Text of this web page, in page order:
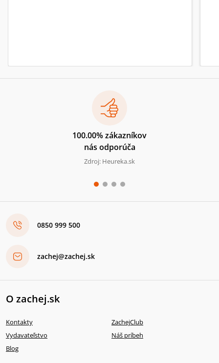
100.00% zákazníkov
nás odporúča
Zdroj: Heureka.sk
0850 999 500
zachej@zachej.sk
O zachej.sk
Kontakty
ZachejClub
Vydavateľstvo
Náš príbeh
Blog